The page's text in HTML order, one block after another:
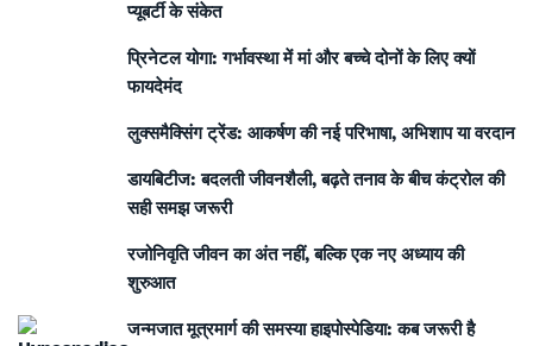
प्यूबर्टी के संकेत
प्रिनेटल योगा: गर्भावस्था में मां और बच्चे दोनों के लिए क्यों
फायदेमंद
लुक्समैक्सिंग ट्रेंड: आकर्षण की नई परिभाषा, अभिशाप या वरदान
डायबिटीज: बदलती जीवनशैली, बढ़ते तनाव के बीच कंट्रोल की
सही समझ जरूरी
रजोनिवृति जीवन का अंत नहीं, बल्कि एक नए अध्याय की
शुरुआत
जन्मजात मूत्रमार्ग की समस्या हाइपोस्पेडिया: कब जरूरी है